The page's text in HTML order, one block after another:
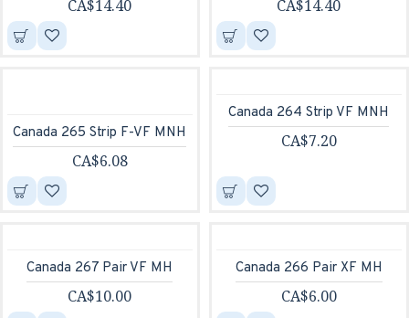
CA$14.40 CA$14.40
Canada 265 Strip F-VF MNH
CA$6.08
Canada 264 Strip VF MNH
CA$7.20
Canada 267 Pair VF MH
CA$10.00
Canada 266 Pair XF MH
CA$6.00